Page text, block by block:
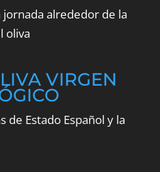
alrededor de la
oliva
VIRGEN
de Estado Español y la